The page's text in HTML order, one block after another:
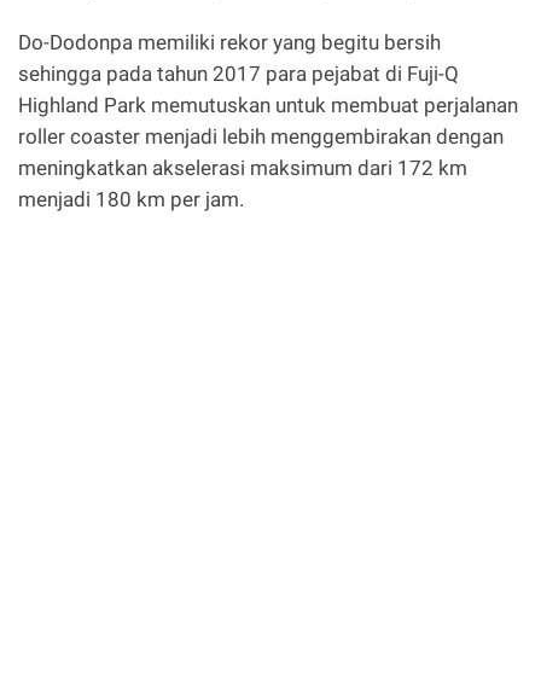
Do-Dodonpa memiliki rekor yang begitu bersih
sehingga pada tahun 2017 para pejabat di Fuji-Q
Highland Park memutuskan untuk membuat perjalanan
roller coaster menjadi lebih menggembirakan dengan
meningkatkan akselerasi maksimum dari 172 km
menjadi 180 km per jam.